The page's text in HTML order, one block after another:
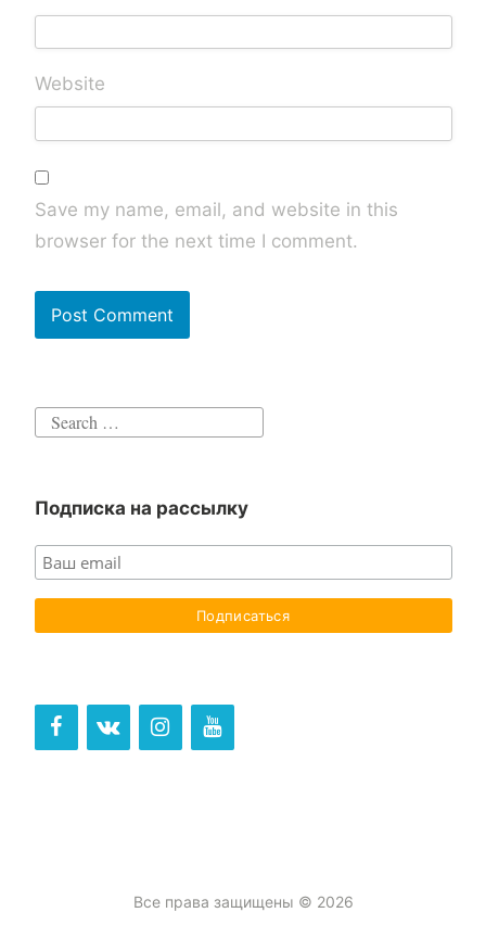
Website
Save my name, email, and website in this
browser for the next time I comment.
Search
Подписка на рассылку
Все права защищены © 2026